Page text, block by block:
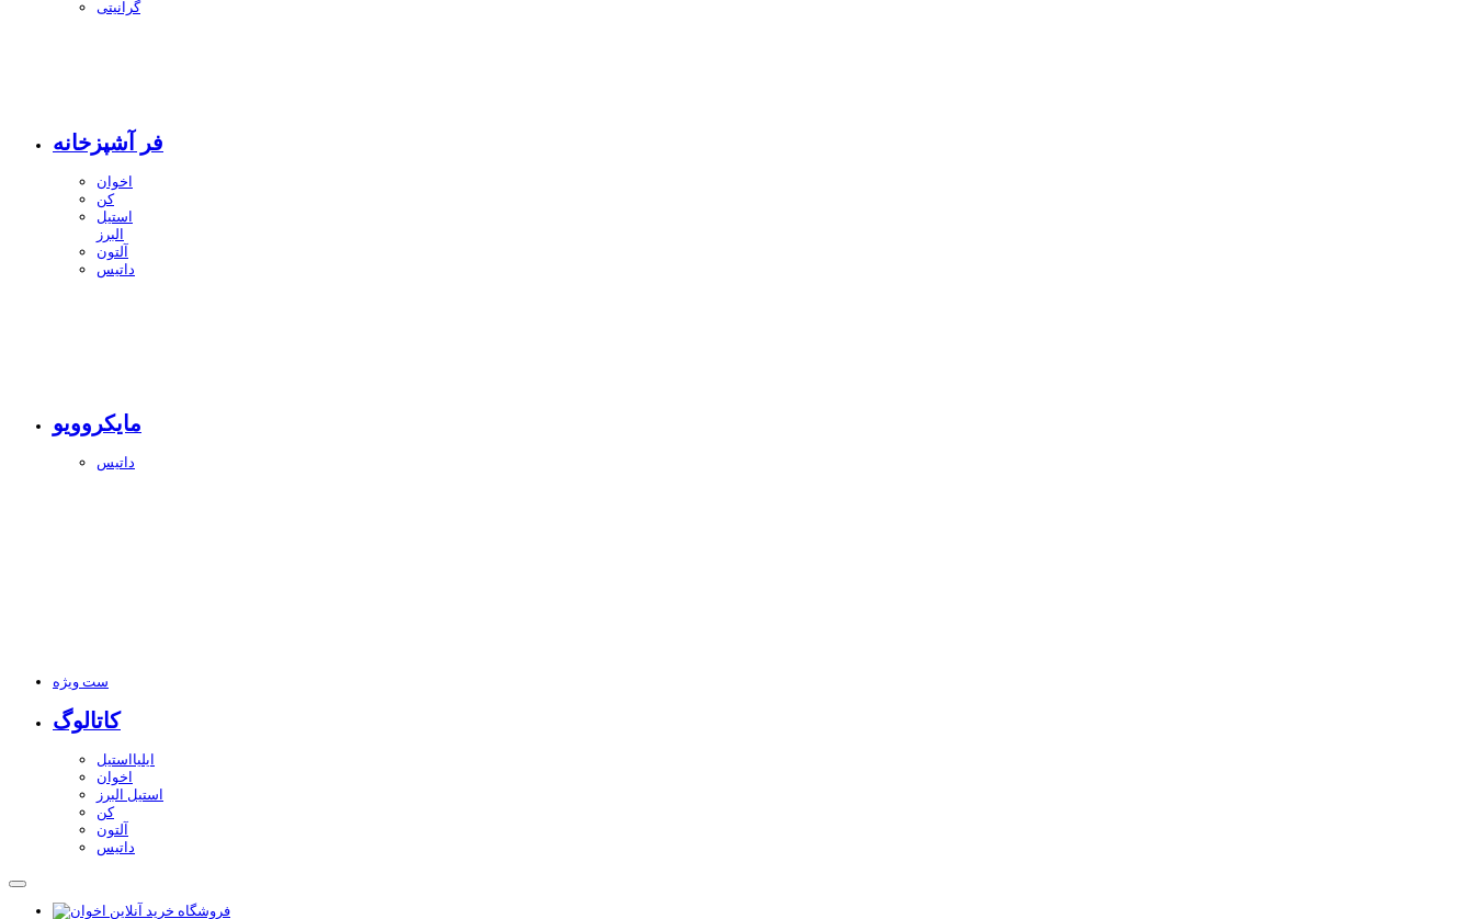
گرانیتی
فر آشپزخانه
اخوان
کن
استیل
البرز
آلتون
داتیس
مایکروویو
داتیس
ست ویژه
کاتالوگ
ایلیااستیل
اخوان
استیل البرز
کن
آلتون
داتیس